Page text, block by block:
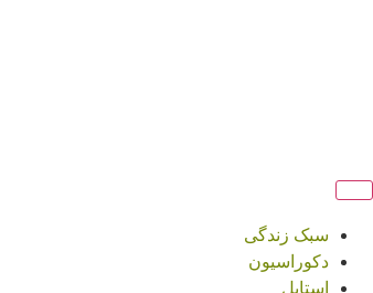
سبک زندگی
دکوراسیون
استایل